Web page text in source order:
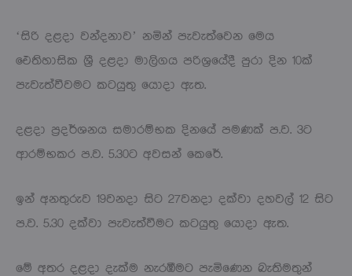
‘සිරි දළදා වන්දනාව’ නමින් පැවැත්වෙන මෙය
ඓතිහාසික ශ්‍රී දළදා මාලිගය පරිශ්‍රයේදී පුරා දින 10ක්
පැවැත්වීවමට කටයුතු යොදා ඇත.
දළදා ප්‍රදර්ශනය සමාරම්භක දිනයේ පමණක් ප.ව. 3ට
ආරම්භකර ප.ව. 5.30ට අවසන් කෙරේ.
ඉන් අනතුරුව 19වනදා සිට 27වනදා දක්වා දහවල් 12 සිට
ප.ව. 5.30 දක්වා පැවැත්වීමට කටයුතු යොදා ඇත.
මේ අතර දළදා දැක්ම නැරඹීමට පැමිණෙන බැතිමතුන්